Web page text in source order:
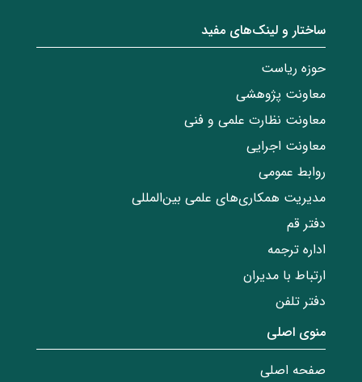
ساختار‌‌ و‌‌ لینک‌های مفید
حوزه ریاست
معاونت پژوهشی
معاونت نظارت علمی و فنی
معاونت اجرایی
روابط عمومی
مدیریت همکاری‌های علمی بین‌المللی
دفتر قم
اداره ترجمه
ارتباط با مدیران
دفتر تلفن
منوی اصلی
صفحه اصلی